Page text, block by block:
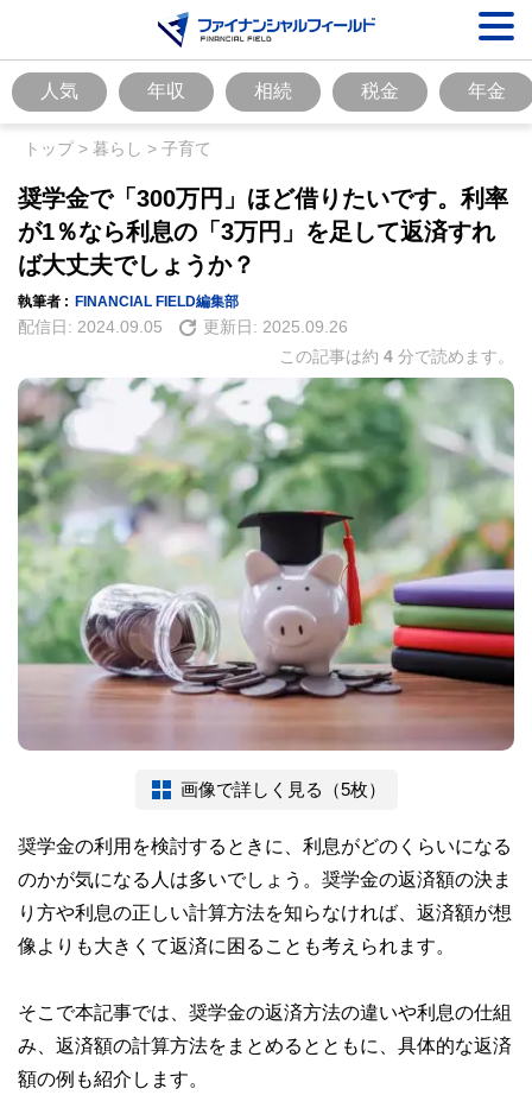
人気 年収 相続 税金 年金
トップ> 暮らし > 子育て
奨学金で「300万円」ほど借りたいです。利率
が1％なら利息の「3万円」を足して返済すれ
ば大丈夫でしょうか？
執筆者 : FINANCIAL FIELD編集部
配信日: 2024.09.05 更新日: 2025.09.26
この記事は約 4 分で読めます。
画像で詳しく見る（5枚）
奨学金の利用を検討するときに、利息がどのくらいになる
のかが気になる人は多いでしょう。奨学金の返済額の決ま
り方や利息の正しい計算方法を知らなければ、返済額が想
像よりも大きくて返済に困ることも考えられます。
そこで本記事では、奨学金の返済方法の違いや利息の仕組
み、返済額の計算方法をまとめるとともに、具体的な返済
額の例も紹介します。